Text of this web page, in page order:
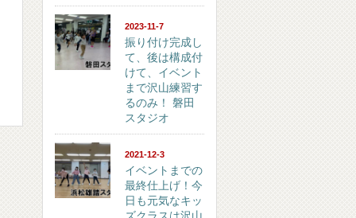
2023-11-7
振り付け完成し
て、後は構成付
けて、イベント
まで沢山練習す
るのみ！ 磐田
スタジオ
2021-12-3
イベントまでの
最終仕上げ！今
日も元気なキッ